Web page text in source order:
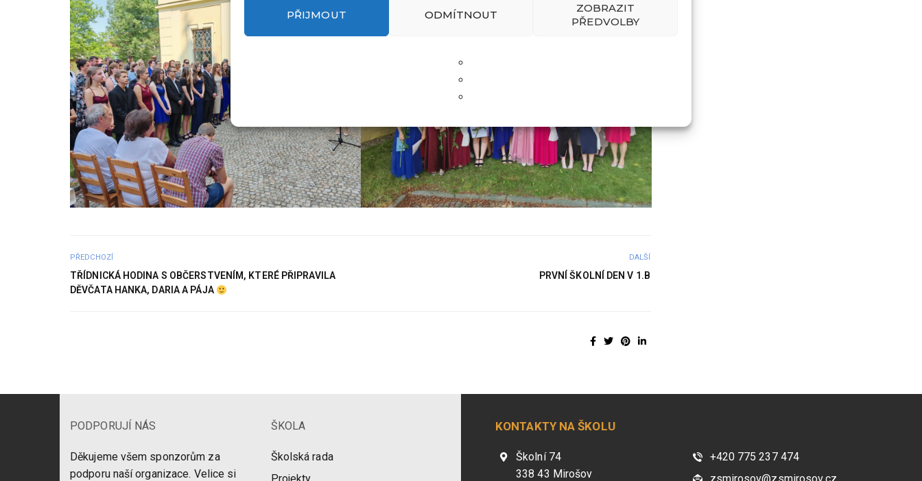
PŘIJMOUT ODMÍTNOUT
ZOBRAZIT
PŘEDVOLBY
PŘEDCHOZÍ
TŘÍDNICKÁ HODINA S OBČERSTVENÍM, KTERÉ PŘIPRAVILA
DĚVČATA HANKA, DARIA A PÁJA
DALŠÍ
PRVNÍ ŠKOLNÍ DEN V 1.B
PODPORUJÍ NÁS
Děkujeme všem sponzorům za
podporu naší organizace. Velice si
ŠKOLA
Školská rada
KONTAKTY NA ŠKOLU
Školní 74
338 43 Mirošov
+420 775 237 474